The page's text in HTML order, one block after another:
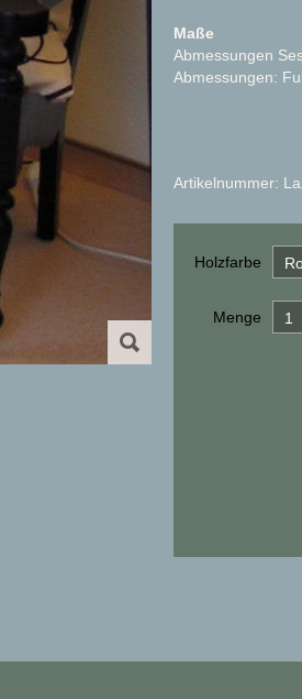
Maße
Abmessungen
Abmessungen:
Artikelnummer:
Holzfarbe
Menge 1